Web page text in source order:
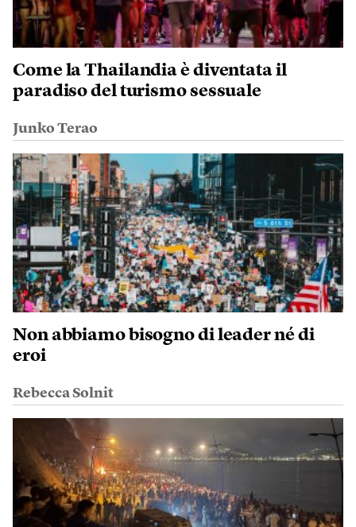
Come la Thailandia è diventata il
paradiso del turismo sessuale
Junko Terao
Non abbiamo bisogno di leader né di
eroi
Rebecca Solnit